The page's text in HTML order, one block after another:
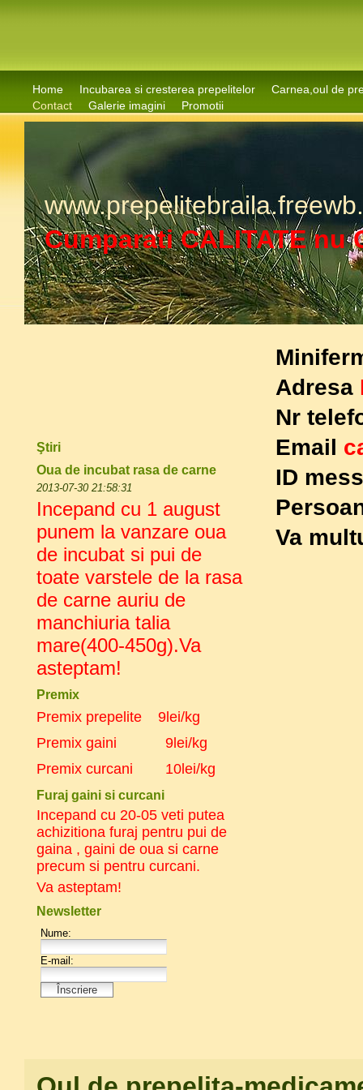
Home Incubarea si cresterea prepelitelor
Carnea,oul de
Contact
Galerie imagini Promotii
Cumparati CALITATE nu
Adresa
Nr
Email
ID
Va
Ştiri
Oua de incubat rasa de carne
2013-07-30 21:58:31
Incepand cu 1 august
punem la vanzare oua
de incubat si pui de
toate varstele de la rasa
de carne auriu de
manchiuria talia
mare(400-450g).Va
asteptam!
Premix
Premix prepelite 9 lei/kg
Premix gaini 9lei/kg
Premix curcani 10lei/kg
Furaj gaini si curcani
Incepand cu 20-05 veti putea
achizitiona furaj pentru pui de
gaina , gaini de oua si carne
precum si pentru curcani.
Va asteptam!
Newsletter